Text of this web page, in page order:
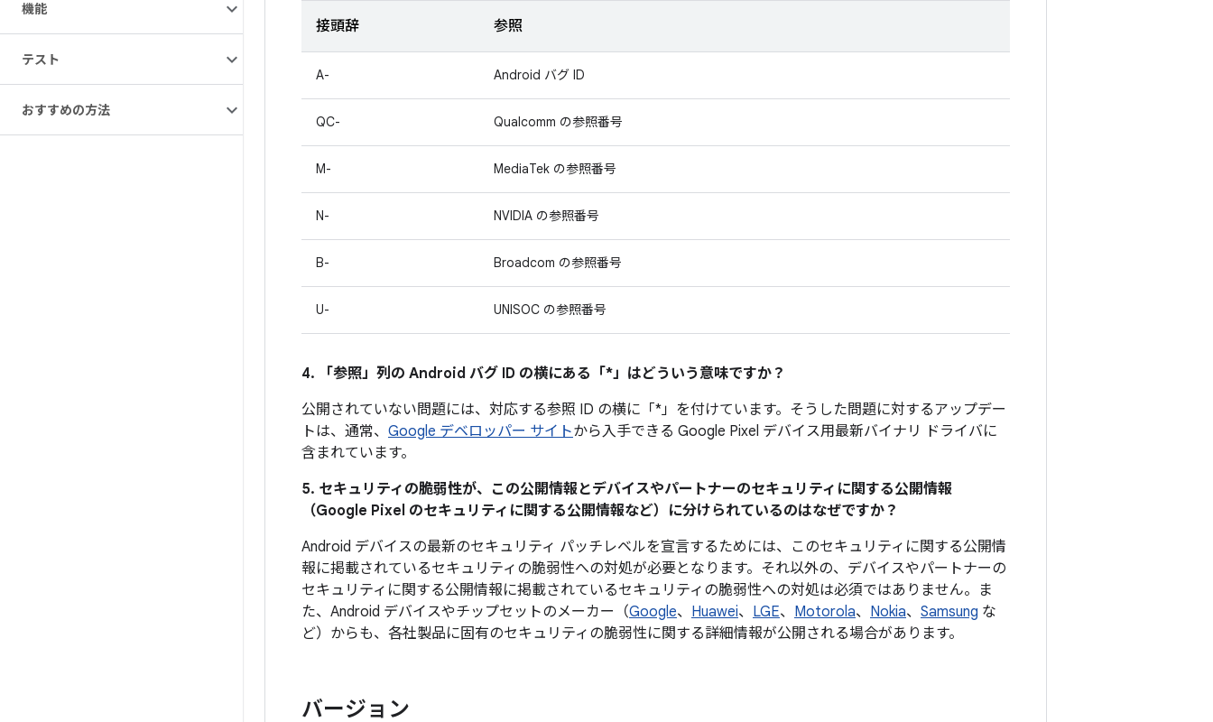
機能
テスト
おすすめの方法
接頭辞 参照
A- Android バグ ID
QC- Qualcomm の参照番号
M- MediaTek の参照番号
N- NVIDIA の参照番号
B- Broadcom の参照番号
U- UNISOC の参照番号
4. 「参照」 列の Android バグ ID の横にある「*」はどういう意味ですか？
公開されていない問題には、対応する参照 ID の横に「*」を付けています。そうした問題に対するアップデー
トは、通常、 Google デベロッパー サイトから入手できる Google Pixel デバイス用最新バイナリ ドライバに
含まれています。
5. セキュリティの脆弱性が、この公開情報とデバイスやパートナーのセキュリティに関する公開情報
（Google Pixel のセキュリティに関する公開情報など）に分けられているのはなぜですか？
Android デバイスの最新のセキュリティ パッチレベルを宣言するためには、このセキュリティに関する公開情
報に掲載されているセキュリティの脆弱性への対処が必要となります。それ以外の、デバイスやパートナーの
セキュリティに関する公開情報に掲載されているセキュリティの脆弱性への対処は必須ではありません。ま
た、Android デバイスやチップセットのメーカー（Google、 Huawei、 LGE、 Motorola、 Nokia、 Samsung な
ど）からも、各社製品に固有のセキュリティの脆弱性に関する詳細情報が公開される場合があります。
バージョン